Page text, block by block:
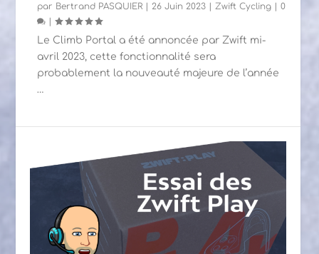
par Bertrand PASQUIER 26 Juin 2023 |Zwift Cycling |0
|
Le Climb Portal a été annoncée par Zwift mi-
avril 2023, cette fonctionnalité sera
probablement la nouveauté majeure de l’année
…